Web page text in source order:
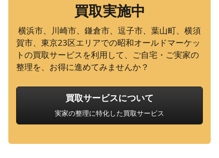
買取実施中
横浜市、川崎市、鎌倉市、逗子市、葉山町、横須
賀市、東京23区エリアでの昭和オールドマーケッ
トの買取サービスを利用して、ご自宅・ご実家の
買取サービスについて
実家の整理に特化した買取サービス